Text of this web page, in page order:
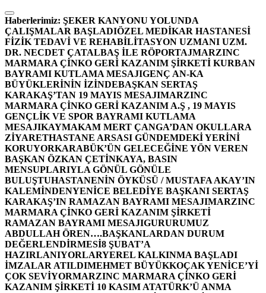
İçeriğe
atla
Haberlerimiz: ŞEKER KANYONU YOLUNDA
ÇALIŞMALAR BAŞLADIÖZEL MEDİKAR HASTANESİ
FİZİK TEDAVİ VE REHABİLİTASYON UZMANI UZM.
DR. NECDET ÇATALBAŞ İLE RÖPORTAJMARZINC
MARMARA ÇİNKO GERİ KAZANIM ŞİRKETİ KURBAN
BAYRAMI KUTLAMA MESAJIGENÇ AN-KA
BÜYÜKLERİNİN İZİNDEBAŞKAN SERTAŞ
KARAKAŞ’TAN 19 MAYIS MESAJIMARZINC
MARMARA ÇİNKO GERİ KAZANIM A.Ş , 19 MAYIS
GENÇLİK VE SPOR BAYRAMI KUTLAMA
MESAJIKAYMAKAM MERT ÇANGA’DAN OKULLARA
ZİYARETHASTANE ARSASI GÜNDEMDEKİ YERİNİ
KORUYORKARABÜK’ÜN GELECEĞİNE YÖN VEREN
BAŞKAN ÖZKAN ÇETİNKAYA, BASIN
MENSUPLARIYLA GÖNÜL GÖNÜLE
BULUŞTUHASTANENİN ÖYKÜSÜ / MUSTAFA AKAY’IN
KALEMİNDENYENİCE BELEDİYE BAŞKANI SERTAŞ
KARAKAŞ’IN RAMAZAN BAYRAMI MESAJIMARZINC
MARMARA ÇİNKO GERİ KAZANIM ŞİRKETİ
RAMAZAN BAYRAMI MESAJIGURURUMUZ
ABDULLAH ÖREN….BAŞKANLARDAN DURUM
DEĞERLENDİRMESİ8 ŞUBAT’A
HAZIRLANIYORLARYEREL KALKINMA BAŞLADI
İMZALAR ATILDIMEHMET BÜYÜKKOÇAK YENİCE’Yİ
ÇOK SEVİYORMARZINC MARMARA ÇİNKO GERİ
KAZANIM ŞİRKETİ 10 KASIM ATATÜRK’Ü ANMA